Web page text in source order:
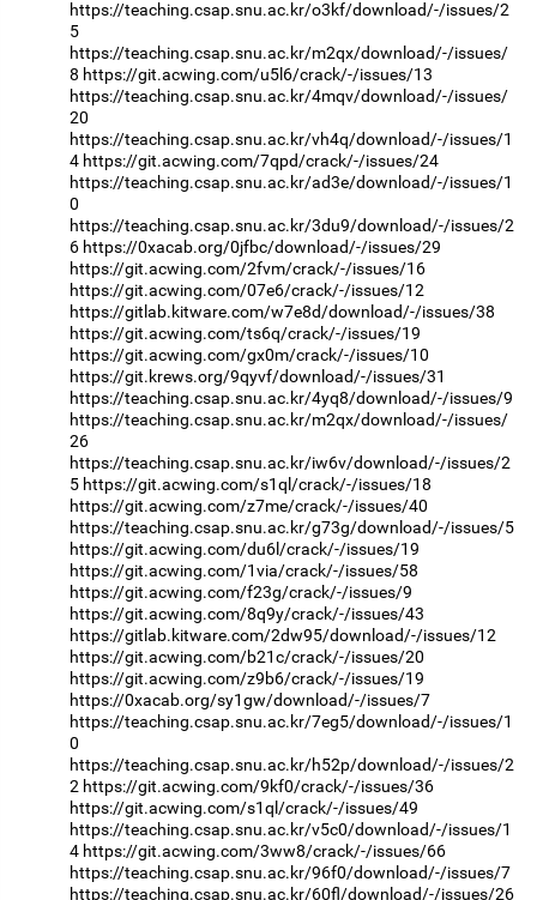
https://teaching.csap.snu.ac.kr/o3kf/download/-/issues/2
5
https://teaching.csap.snu.ac.kr/m2qx/download/-/issues/
8 https://git.acwing.com/u5l6/crack/-/issues/13
https://teaching.csap.snu.ac.kr/4mqv/download/-/issues/
20
https://teaching.csap.snu.ac.kr/vh4q/download/-/issues/1
4 https://git.acwing.com/7qpd/crack/-/issues/24
https://teaching.csap.snu.ac.kr/ad3e/download/-/issues/1
0
https://teaching.csap.snu.ac.kr/3du9/download/-/issues/2
6 https://0xacab.org/0jfbc/download/-/issues/29
https://git.acwing.com/2fvm/crack/-/issues/16
https://git.acwing.com/07e6/crack/-/issues/12
https://gitlab.kitware.com/w7e8d/download/-/issues/38
https://git.acwing.com/ts6q/crack/-/issues/19
https://git.acwing.com/gx0m/crack/-/issues/10
https://git.krews.org/9qyvf/download/-/issues/31
https://teaching.csap.snu.ac.kr/4yq8/download/-/issues/9
https://teaching.csap.snu.ac.kr/m2qx/download/-/issues/
26
https://teaching.csap.snu.ac.kr/iw6v/download/-/issues/2
5 https://git.acwing.com/s1ql/crack/-/issues/18
https://git.acwing.com/z7me/crack/-/issues/40
https://teaching.csap.snu.ac.kr/g73g/download/-/issues/5
https://git.acwing.com/du6l/crack/-/issues/19
https://git.acwing.com/1via/crack/-/issues/58
https://git.acwing.com/f23g/crack/-/issues/9
https://git.acwing.com/8q9y/crack/-/issues/43
https://gitlab.kitware.com/2dw95/download/-/issues/12
https://git.acwing.com/b21c/crack/-/issues/20
https://git.acwing.com/z9b6/crack/-/issues/19
https://0xacab.org/sy1gw/download/-/issues/7
https://teaching.csap.snu.ac.kr/7eg5/download/-/issues/1
0
https://teaching.csap.snu.ac.kr/h52p/download/-/issues/2
2 https://git.acwing.com/9kf0/crack/-/issues/36
https://git.acwing.com/s1ql/crack/-/issues/49
https://teaching.csap.snu.ac.kr/v5c0/download/-/issues/1
4 https://git.acwing.com/3ww8/crack/-/issues/66
https://teaching.csap.snu.ac.kr/96f0/download/-/issues/7
https://teaching.csap.snu.ac.kr/60fl/download/-/issues/26